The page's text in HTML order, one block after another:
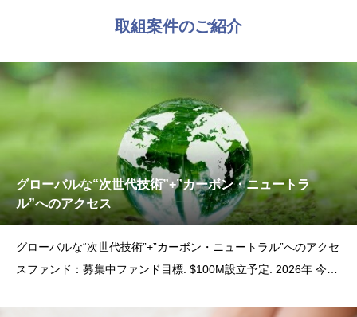
取組案件のご紹介
グローバルな“次世代技術”+”カーボン・ニュートラ
ル”へのアクセス
グローバルな“次世代技術”+”カーボン・ニュートラル”へのアクセ
スファンド：募集中ファンド目標: $100M設立予定: 2026年 今後
界各国のファンドビジネスのネットワークと世界各国の大学との